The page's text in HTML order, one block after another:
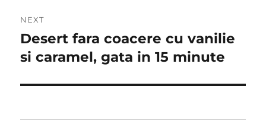
NEXT
Next
post:
Desert fara coacere cu vanilie
si caramel, gata in 15 minute